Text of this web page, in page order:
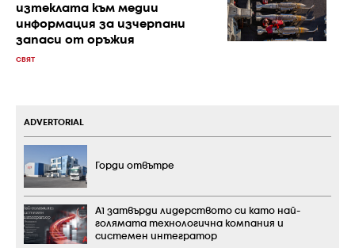
изтеклата към медии
информация за изчерпани
запаси от оръжия
СВЯТ
ADVERTORIAL
Горди отвътре
А1 затвърди лидерството си като най-
голямата технологична компания и
системен интегратор